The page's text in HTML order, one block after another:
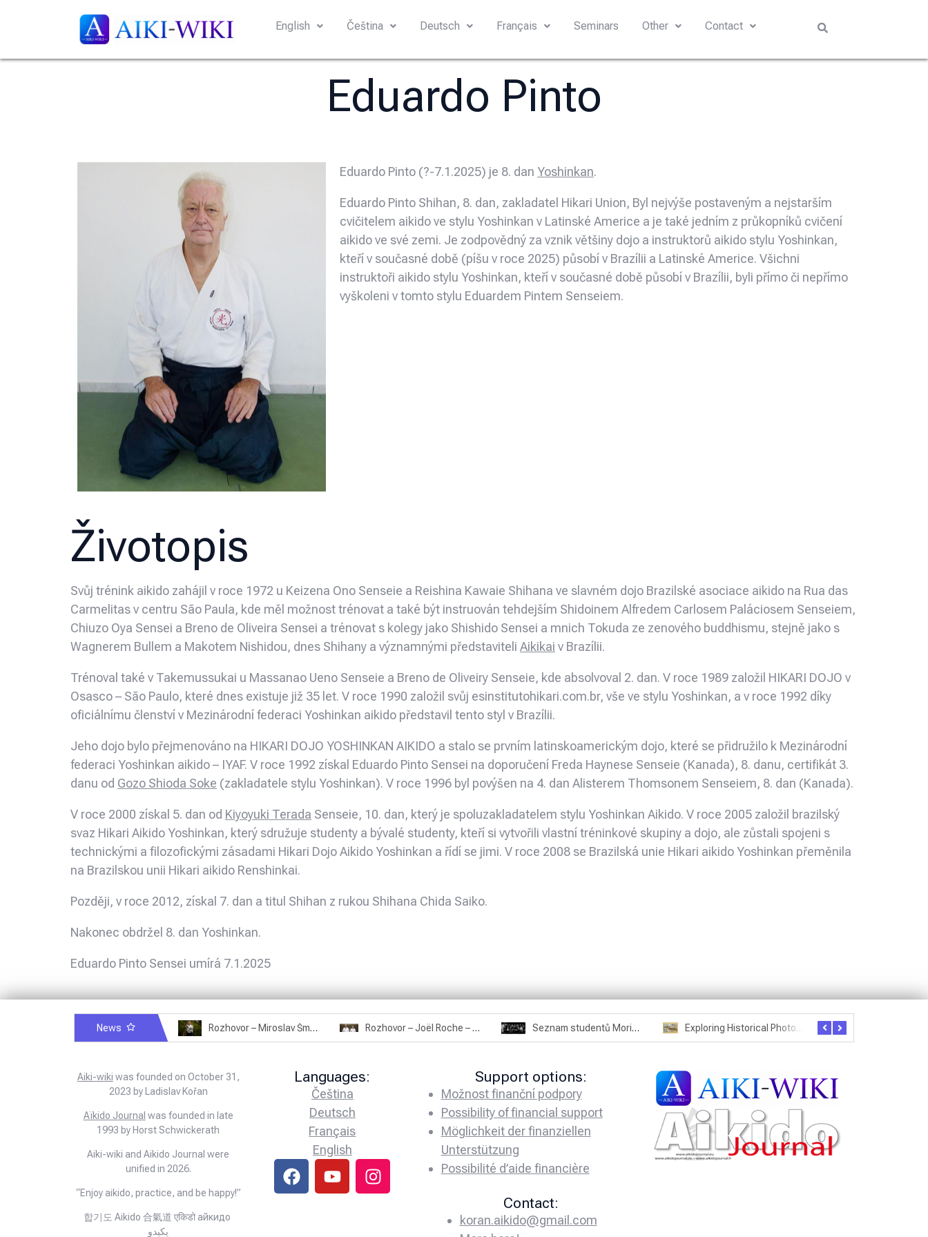
English Čeština Deutsch Français Seminars Other Contact
Eduardo Pinto
Eduardo Pinto (?-7.1.2025) je 8. dan Yoshinkan.
Eduardo Pinto Shihan, 8. dan, zakladatel Hikari Union, Byl nejvýše postaveným a nejstarším
cvičitelem aikido ve stylu Yoshinkan v Latinské Americe a je také jedním z průkopníků cvičení
aikido ve své zemi. Je zodpovědný za vznik většiny dojo a instruktorů aikido stylu Yoshinkan,
kteří v současné době (píšu v roce 2025) působí v Brazílii a Latinské Americe. Všichni
instruktoři aikido stylu Yoshinkan, kteří v současné době působí v Brazílii, byli přímo či nepřímo
vyškoleni v tomto stylu Eduardem Pintem Senseiem.
Životopis
Svůj trénink aikido zahájil v roce 1972 u Keizena Ono Senseie a Reishina Kawaie Shihana ve slavném dojo Brazilské asociace aikido na Rua das
Carmelitas v centru São Paula, kde měl možnost trénovat a také být instruován tehdejším Shidoinem Alfredem Carlosem Paláciosem Senseiem,
Chiuzo Oya Sensei a Breno de Oliveira Sensei a trénovat s kolegy jako Shishido Sensei a mnich Tokuda ze zenového buddhismu, stejně jako s
Wagnerem Bullem a Makotem Nishidou, dnes Shihany a významnými představiteli Aikikai v Brazílii.
Trénoval také v Takemussukai u Massanao Ueno Senseie a Breno de Oliveiry Senseie, kde absolvoval 2. dan. V roce 1989 založil HIKARI DOJO v
Osasco – São Paulo, které dnes existuje již 35 let. V roce 1990 založil svůj esinstitutohikari.com.br, vše ve stylu Yoshinkan, a v roce 1992 díky
oficiálnímu členství v Mezinárodní federaci Yoshinkan aikido představil tento styl v Brazílii.
Jeho dojo bylo přejmenováno na HIKARI DOJO YOSHINKAN AIKIDO a stalo se prvním latinskoamerickým dojo, které se přidružilo k Mezinárodní
federaci Yoshinkan aikido – IYAF. V roce 1992 získal Eduardo Pinto Sensei na doporučení Freda Haynese Senseie (Kanada), 8. danu, certifikát 3.
danu od Gozo Shioda Soke (zakladatele stylu Yoshinkan). V roce 1996 byl povýšen na 4. dan Alisterem Thomsonem Senseiem, 8. dan (Kanada).
V roce 2000 získal 5. dan od Kiyoyuki Terada Senseie, 10. dan, který je spoluzakladatelem stylu Yoshinkan Aikido. V roce 2005 založil brazilský
svaz Hikari Aikido Yoshinkan, který sdružuje studenty a bývalé studenty, kteří si vytvořili vlastní tréninkové skupiny a dojo, ale zůstali spojeni s
technickými a filozofickými zásadami Hikari Dojo Aikido Yoshinkan a řídí se jimi. V roce 2008 se Brazilská unie Hikari aikido Yoshinkan přeměnila
na Brazilskou unii Hikari aikido Renshinkai.
Později, v roce 2012, získal 7. dan a titul Shihan z rukou Shihana Chida Saiko.
Nakonec obdržel 8. dan Yoshinkan.
Eduardo Pinto Sensei umírá 7.1.2025
News Rozhovor – Miroslav Šmíd – 22.3.2025 Rozhovor – Joël Roche – 12.4.2025 – Praha, Karlín Seznam studentů Moriheie Ueshiby Exploring Historical Photos – Postcard from the Kwantung Army
Aiki-wiki was founded on October 31,
2023 by Ladislav Kořan
Aïkido Journal was founded in late
1993 by Horst Schwickerath
Aiki-wiki and Aikido Journal were
unified in 2026.
“Enjoy aikido, practice, and be happy!”
합기도 Aikido 合氣道 एकिडो айкидо
يكيدو
Languages:
Čeština
Deutsch
Français
English
Support options:
Možnost finanční podpory
Possibility of financial support
Möglichkeit der finanziellen
Unterstützung
Possibilité d’aide financière
Contact:
koran.aikido@gmail.com